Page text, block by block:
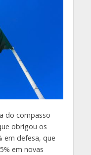
do compasso
obrigou os
em defesa, que
em novas